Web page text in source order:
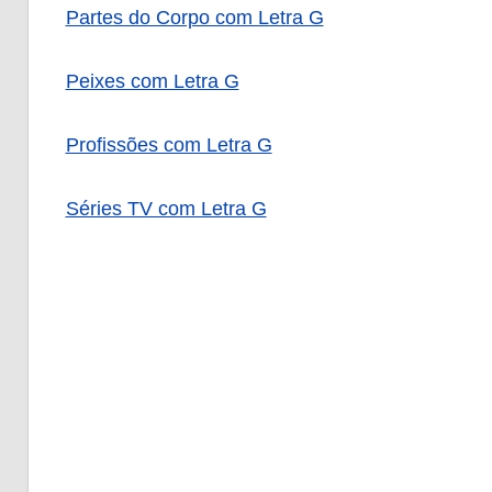
Partes do Corpo com Letra G
Peixes com Letra G
Profissões com Letra G
Séries TV com Letra G